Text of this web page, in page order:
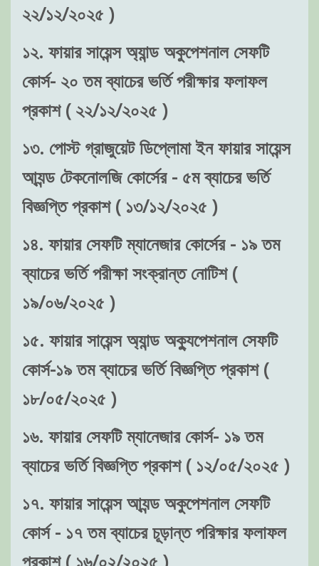
২২/১২/২০২৫ )
১২. ফায়ার সায়েন্স অ্যান্ড অকুপেশনাল সেফটি
কোর্স- ২০ তম ব্যাচের ভর্তি পরীক্ষার ফলাফল
প্রকাশ ( ২২/১২/২০২৫ )
১৩. পোস্ট গ্রাজুয়েট ডিপ্লোমা ইন ফায়ার সায়েন্স
আ্যন্ড টেকনোলজি কোর্সের - ৫ম ব্যাচের ভর্তি
বিজ্ঞপ্তি প্রকাশ ( ১৩/১২/২০২৫ )
১৪. ফায়ার সেফটি ম্যানেজার কোর্সের - ১৯ তম
ব্যাচের ভর্তি পরীক্ষা সংক্রান্ত নোটিশ (
১৯/০৬/২০২৫ )
১৫. ফায়ার সায়েন্স অ্যান্ড অক্যুপেশনাল সেফটি
কোর্স-১৯ তম ব্যাচের ভর্তি বিজ্ঞপ্তি প্রকাশ (
১৮/০৫/২০২৫ )
১৬. ফায়ার সেফটি ম্যানেজার কোর্স- ১৯ তম
ব্যাচের ভর্তি বিজ্ঞপ্তি প্রকাশ ( ১২/০৫/২০২৫ )
১৭. ফায়ার সায়েন্স আ্যন্ড অকুপেশনাল সেফটি
কোর্স - ১৭ তম ব্যাচের চূড়ান্ত পরিক্ষার ফলাফল
প্রকাশ ( ১৬/০২/২০২৫ )